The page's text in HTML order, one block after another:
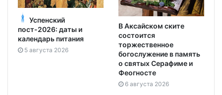
Успенский
пост-2026: даты и
календарь питания
5 августа 2026
В Аксайском ските
состоится
торжественное
богослужение в память
о святых Серафиме и
Феогносте
6 августа 2026